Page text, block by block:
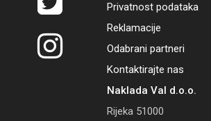
Privatnost podataka
Reklamacije
Odabrani partneri
Kontaktirajte nas
Naklada Val d.o.o.
Rijeka 51000